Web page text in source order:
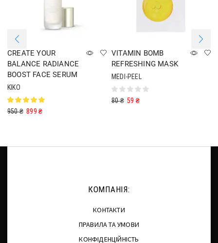
CREATE YOUR
BALANCE RADIANCE
BOOST FACE SERUM
KIKO
950₴ 899₴
VITAMIN BOMB
REFRESHING MASK
MEDI-PEEL
80₴ 59 ₴
КОМПАНІЯ:
КОНТАКТИ
ПРАВИЛА ТА УМОВИ
КОНФІДЕНЦІЙНІСТЬ